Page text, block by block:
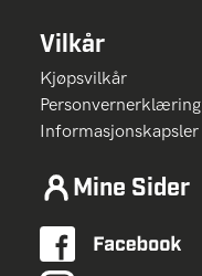
Vilkår
Kjøpsvilkår
Personvernerklæring
Informasjonskapsler
Mine Sider